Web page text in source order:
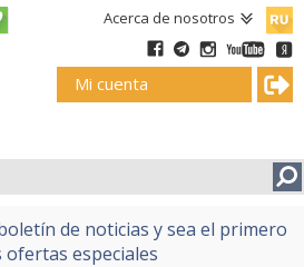
Acerca de nosotros
Mi cuenta
de noticias y sea el primero
especiales